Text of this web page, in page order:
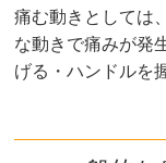
痛む動きとしては
な動きで痛みが発
げる・ハンドルを